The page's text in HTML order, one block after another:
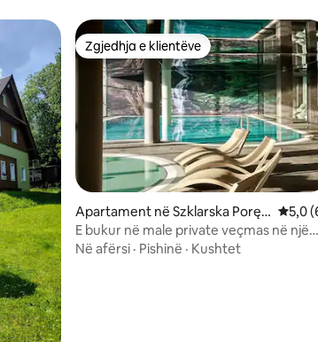
Zgjedhja e klientëve
Zgjedhja e klientëve
Apartament në Szklarska Poręb
a
5,0
E bukur në male private veçmas në një
hotel me pishina
Në afërsi · Pishinë · Kushtet